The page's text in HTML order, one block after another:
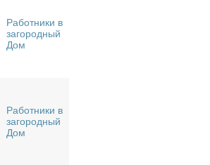
Работники в
загородный
Дом
Работники в
загородный
Дом